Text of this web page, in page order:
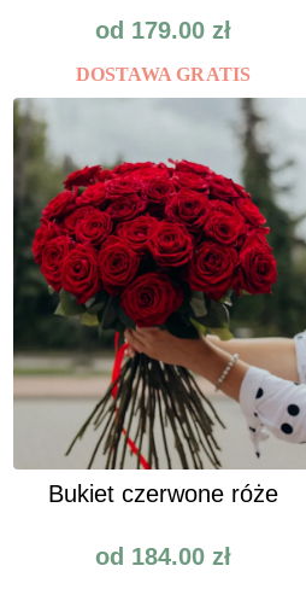
od 179.00 zł
DOSTAWA GRATIS
Bukiet czerwone róże
od 184.00 zł